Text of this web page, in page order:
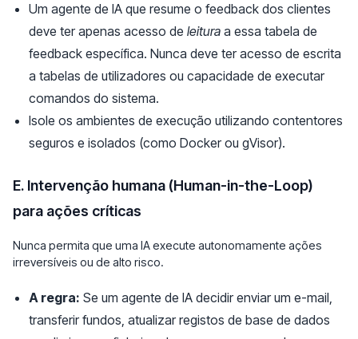
Um agente de IA que resume o feedback dos clientes
deve ter apenas acesso de leitura a essa tabela de
feedback específica. Nunca deve ter acesso de escrita
a tabelas de utilizadores ou capacidade de executar
comandos do sistema.
Isole os ambientes de execução utilizando contentores
seguros e isolados (como Docker ou gVisor).
E. Intervenção humana (Human-in-the-Loop)
para ações críticas
Nunca permita que uma IA execute autonomamente ações
irreversíveis ou de alto risco.
A regra: Se um agente de IA decidir enviar um e-mail,
transferir fundos, atualizar registos de base de dados